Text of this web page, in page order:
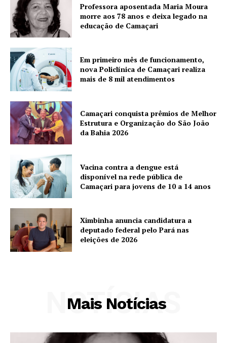
Professora aposentada Maria Moura
morre aos 78 anos e deixa legado na
educação de Camaçari
Em primeiro mês de funcionamento,
nova Policlínica de Camaçari realiza
mais de 8 mil atendimentos
Camaçari conquista prêmios de Melhor
Estrutura e Organização do São João
da Bahia 2026
Vacina contra a dengue está
disponível na rede pública de
Camaçari para jovens de 10 a 14 anos
Ximbinha anuncia candidatura a
deputado federal pelo Pará nas
eleições de 2026
Mais Notícias
NOTÍCIAS